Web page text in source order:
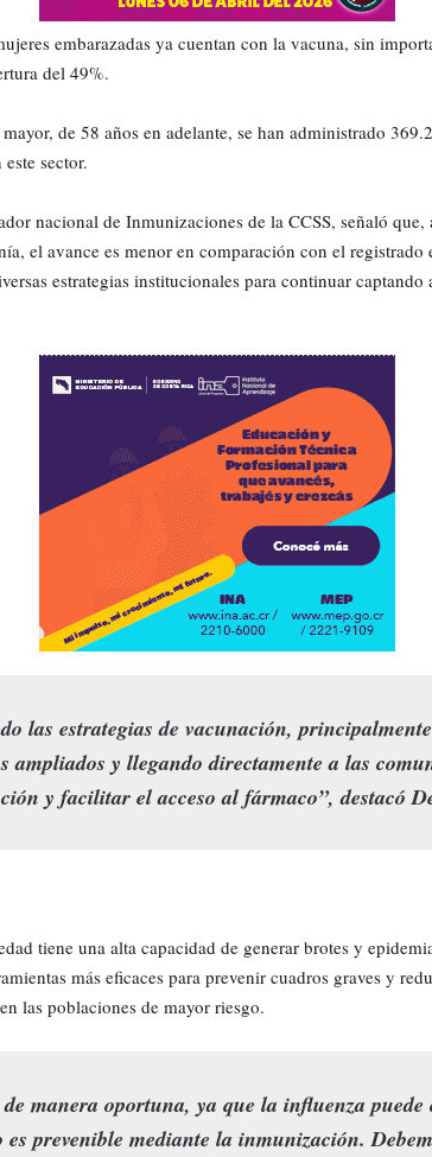
embarazadas ya cuentan con la vacuna, sin
del 49%.
de 58 años en adelante, se han administrado
sector.
nacional de Inmunizaciones de la CCSS, señaló que,
el avance es menor en comparación con el registrado
estrategias institucionales para continuar captando
las estrategias de vacunación,
ampliados y llegando directamente a las
y facilitar el acceso al fármaco”, destacó
tiene una alta capacidad de generar brotes y
más eficaces para prevenir cuadros graves y
las poblaciones de mayor riesgo.
manera oportuna, ya que la influenza puede
prevenible mediante la inmunización.